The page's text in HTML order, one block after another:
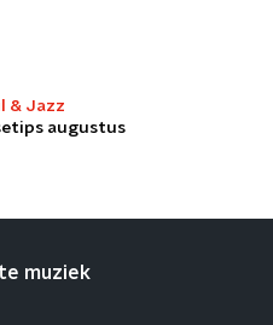
& Jazz
augustus
muziek